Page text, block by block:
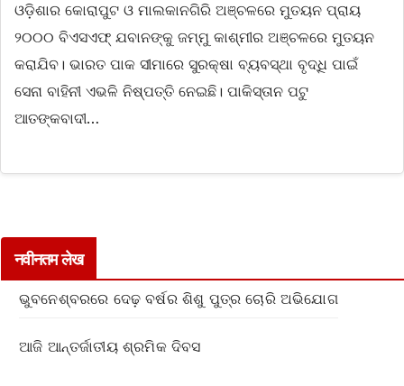
ଓଡ଼ିଶାର କୋରାପୁଟ ଓ ମାଲକାନଗିରି ଅଞ୍ଚଳରେ ମୁତୟନ ପ୍ରାୟ
୨୦୦୦ ବିଏସଏଫ୍ ଯବାନଙ୍କୁ ଜମ୍ମୁ କାଶ୍ମୀର ଅଞ୍ଚଳରେ ମୁତୟନ
କରାଯିବ। ଭାରତ ପାକ ସୀମାରେ ସୁରକ୍ଷା ବ୍ୟବସ୍ଥା ବୃଦ୍ଧି ପାଇଁ
ସେନା ବାହିନୀ ଏଭଳି ନିଷ୍ପତ୍ତି ନେଇଛି। ପାକିସ୍ତାନ ପଟୁ
ଆତଙ୍କବାଦୀ…
नवीनतम लेख
ଭୁବନେଶ୍ବରରେ ଦେଢ଼ ବର୍ଷର ଶିଶୁ ପୁତ୍ର ଚୋରି ଅଭିଯୋଗ
ଆଜି ଆନ୍ତର୍ଜାତୀୟ ଶ୍ରମିକ ଦିବସ